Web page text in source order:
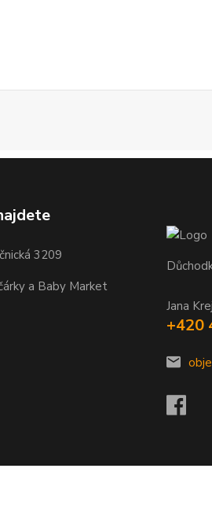
3209
a Baby Market
Jana
+420